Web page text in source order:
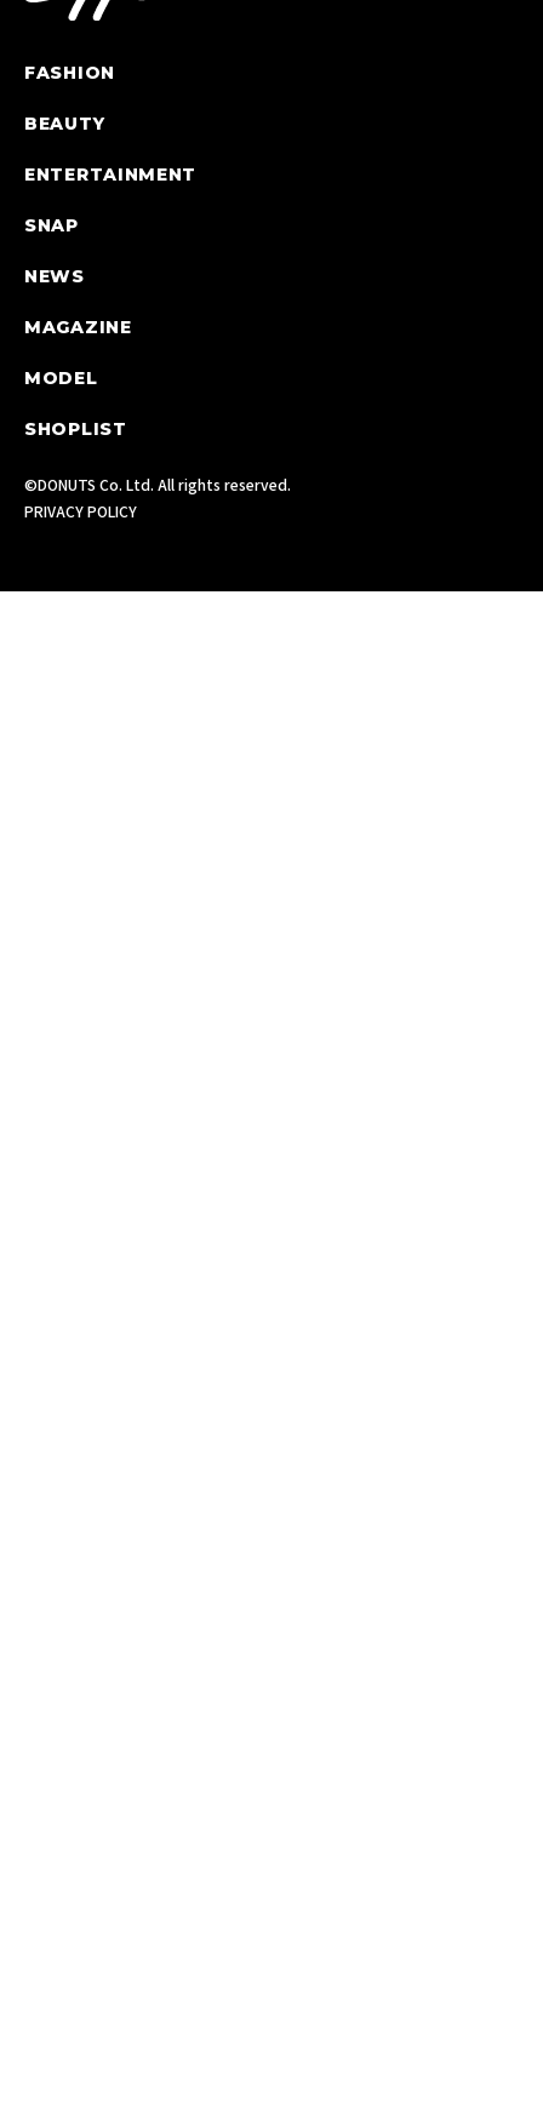
FASHION
BEAUTY
ENTERTAINMENT
SNAP
NEWS
MAGAZINE
MODEL
SHOPLIST
©DONUTS Co. Ltd. All rights reserved.
PRIVACY POLICY